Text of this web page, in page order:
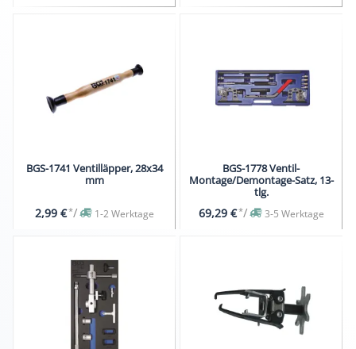
BGS-1741 Ventilläpper, 28x34
mm
2,99 €*/ 1-2 Werktage
BGS-1778 Ventil-
Montage/Demontage-Satz, 13-
tlg.
69,29 €*/ 3-5 Werktage